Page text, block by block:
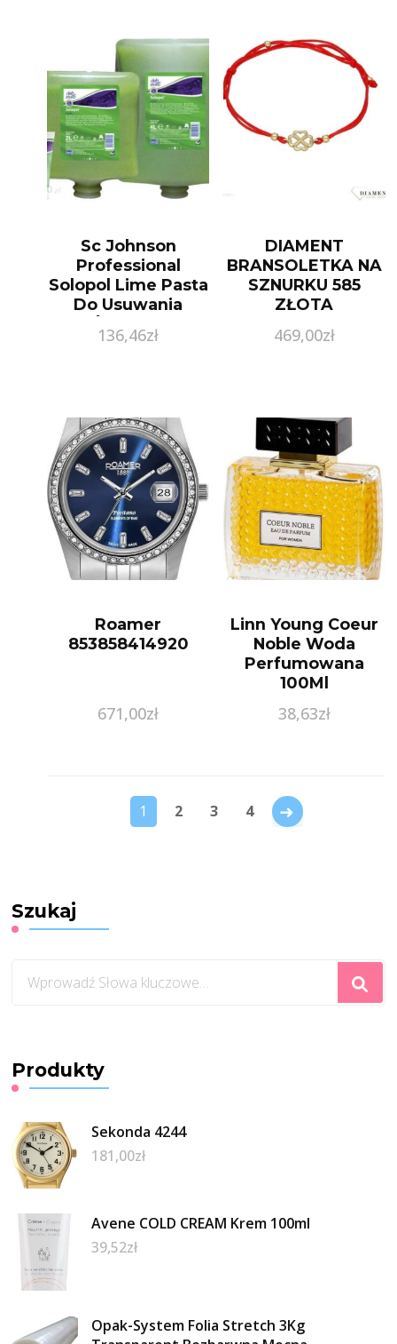
Sc Johnson
Professional
Solopol Lime Pasta
Do Usuwania
Zabrudzeń Deb-
136,46zł
DIAMENT
BRANSOLETKA NA
SZNURKU 585
ZŁOTA
469,00zł
Roamer
853858414920
671,00zł
Linn Young Coeur
Noble Woda
Perfumowana
100Ml
38,63zł
1 2 3 4
Szukaj
czegoś?
Produkty
Sekonda 4244
181,00zł
Avene COLD CREAM Krem 100ml
39,52zł
Opak-System Folia Stretch 3Kg